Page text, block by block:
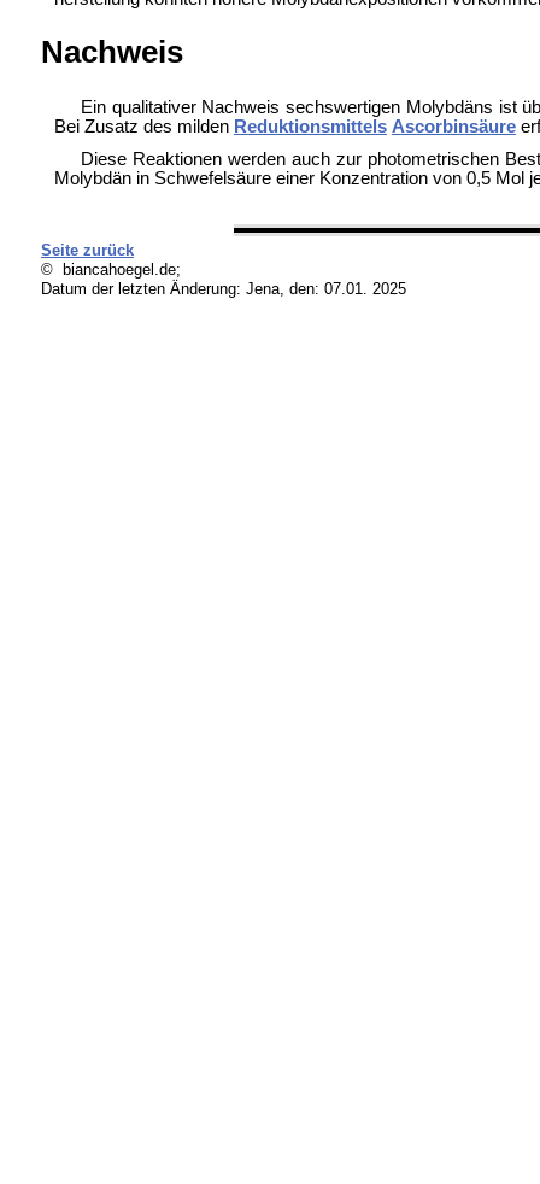
Nachweis
Ein qualitativer Nachweis sechswertigen Molybdäns ist
Bei Zusatz des milden Reduktionsmittels Ascorbinsäure
Diese Reaktionen werden auch zur photometrischen
Molybdän in Schwefelsäure einer Konzentration von 0,5
Seite zurück
© biancahoegel.de;
Datum der letzten Änderung: Jena, den: 07.01. 2025